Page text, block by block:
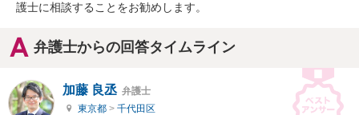
護士に相談することをお勧めします。
弁護士からの回答タイムライン
加藤 良丞 弁護士
東京都 > 千代田区